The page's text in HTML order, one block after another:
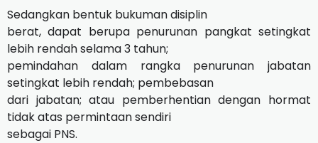
Sedangkan bentuk bukuman disiplin
berat, dapat berupa penurunan pangkat setingkat
lebih rendah selama 3 tahun;
pemindahan dalam rangka penurunan jabatan
setingkat lebih rendah; pembebasan
dari jabatan; atau pemberhentian dengan hormat
tidak atas permintaan sendiri
sebagai PNS.